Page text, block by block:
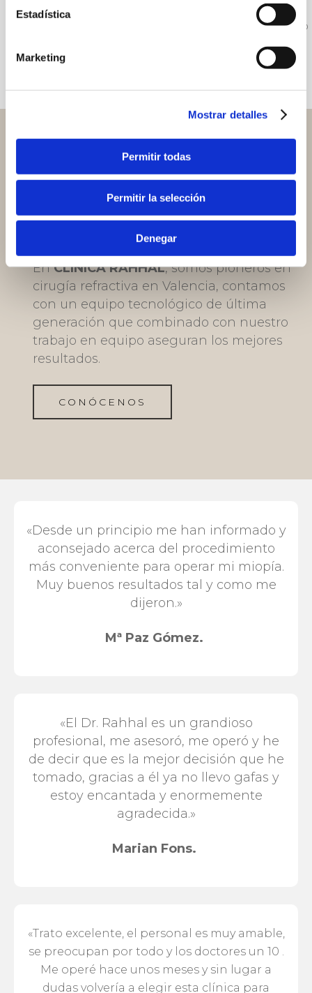
Estadística
Marketing
Mostrar detalles
Permitir todas
Permitir la selección
Denegar
6
Las mujeres no deben estar embarazadas o
PIONEROS EN
CIRUGÍA OCULAR
EnCLÍNICA RAHHAL, somos pioneros en
cirugía refractiva en Valencia, contamos
con un equipo tecnológico de última
generación que combinado con nuestro
trabajo en equipo aseguran los mejores
resultados.
CONÓCENOS
«Desde un principio me han informado y
aconsejado acerca del procedimiento
más conveniente para operar mi miopía.
Muy buenos resultados tal y como me
dijeron.»
Mª Paz Gómez.
«El Dr. Rahhal es un grandioso
profesional, me asesoró, me operó y he
de decir que es la mejor decisión que he
tomado, gracias a él ya no llevo gafas y
estoy encantada y enormemente
agradecida.»
Marian Fons.
«Trato excelente, el personal es muy amable,
se preocupan por todo y los doctores un 10 .
Me operé hace unos meses y sin lugar a
dudas volvería a elegir esta clínica para